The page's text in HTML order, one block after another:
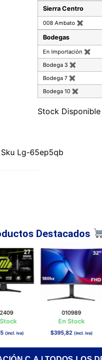
Sierra Centro
008 Ambato ✖
Bodegas
En Importación ✖
Bodega 3 ✖
Bodega 7 ✖
Bodega 10 ✖
Stock Disponible
Lg-65ep5qb
Destacados
(incl. iva)
010989
En Stock
$395,82 (incl. iva)